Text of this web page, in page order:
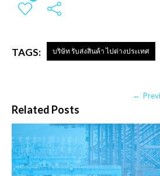
TAGS: บริษัท รับส่งสินค้า ไปต่างประเทศ
Related Posts
←